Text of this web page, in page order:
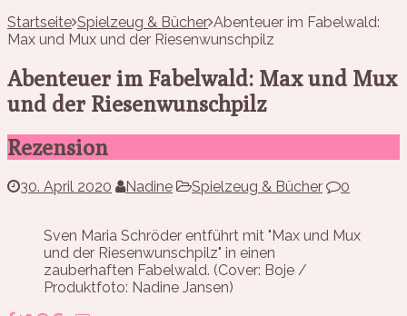
Startseite Spielzeug & Bücher Abenteuer im Fabelwald:
Max und Mux und der Riesenwunschpilz
Abenteuer im Fabelwald: Max und Mux
und der Riesenwunschpilz
Rezension
30. April 2020 Nadine Spielzeug & Bücher 0
Sven Maria Schröder entführt mit "Max und Mux
und der Riesenwunschpilz" in einen
zauberhaften Fabelwald. (Cover: Boje /
Produktfoto: Nadine Jansen)